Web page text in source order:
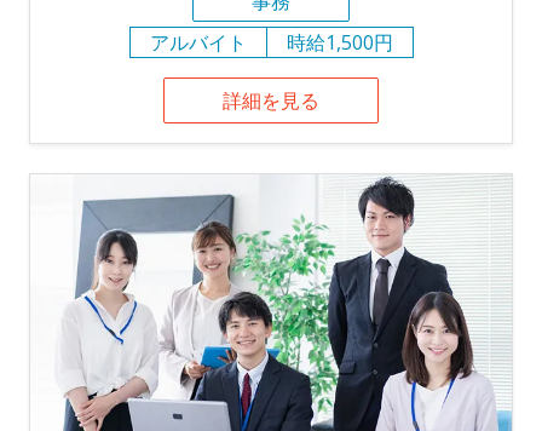
アルバイト
時給1,500円
詳細を見る